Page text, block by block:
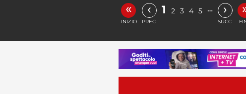
«
INIZIO
‹
PREC.
1 2 3 4 5 … ›
SUCC.